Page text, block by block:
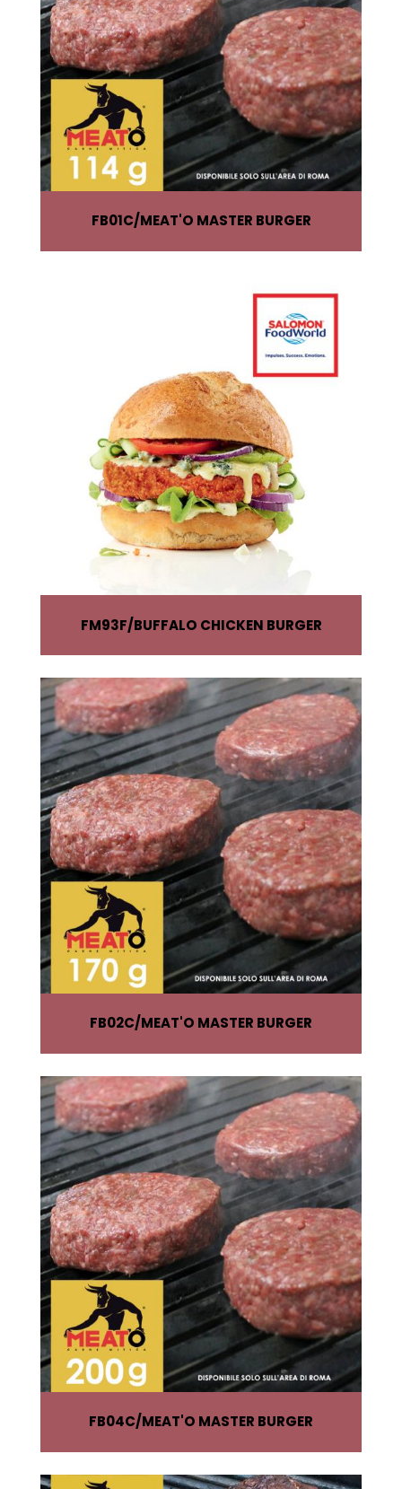
FB01C MEAT'O MASTER BURGER
FM93F BUFFALO CHICKEN BURGER
FB02C MEAT'O MASTER BURGER
FB04C MEAT'O MASTER BURGER